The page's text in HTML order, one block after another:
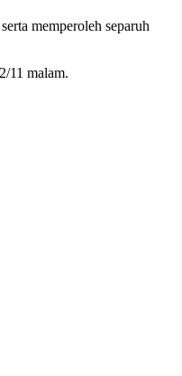
memperoleh separuh
11 malam.